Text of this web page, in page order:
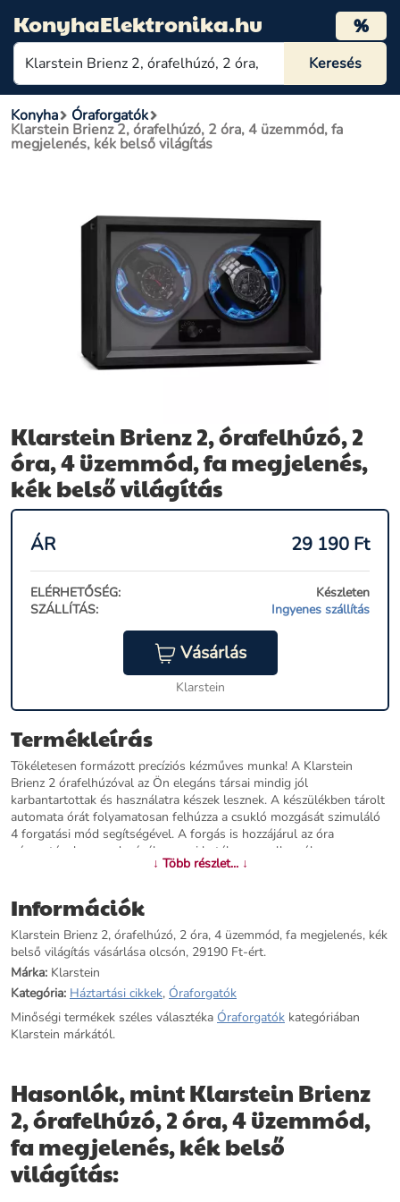
KonyhaElektronika.hu %
Konyha Óraforgatók
Klarstein Brienz 2, órafelhúzó, 2 óra, 4 üzemmód, fa
megjelenés, kék belső világítás
Klarstein Brienz 2, órafelhúzó, 2
óra, 4 üzemmód, fa megjelenés,
kék belső világítás
ÁR 29 190 Ft
ELÉRHETŐSÉG:
Készleten
SZÁLLÍTÁS:
Ingyenes szállítás
Vásárlás
Klarstein
Termékleírás
Tökéletesen formázott precíziós kézműves munka! A Klarstein
Brienz 2 órafelhúzóval az Ön elegáns társai mindig jól
karbantartottak és használatra készek lesznek. A készülékben tárolt
automata órát folyamatosan felhúzza a csukló mozgását szimuláló
4 forgatási mód segítségével. A forgás is hozzájárul az óra
gépezetének a gondozásához, ami hatékonyan ellensúlyozza az
olajkenés megkeményedését. A Brienz 2órafelhúzó elegáns, fa
bármely helyiség hangulatába. A stílusos, beépített kék LED-es
világítás egyszerű és intuitív vezérléssel állítható be. A kívánt
üzemmód beállítására szolgáló praktikus forgatógomb a jobb
oldalon található. A beépített memóriahab párnának köszönhetően
a különböző méretű szíjakkal rendelkező órák, valamint a női és férfi
órák is könnyen elhelyezhetők a felhúzó készülékben. A tápellátás
USB kábelen keresztül történik, amely bármilyen USB tápegységgel
használható, és így teljesen független a mindenkori csatlakozóaljzat
típusától.A órafelhúzó szerény méreteinek és a 10 dB-nél kisebb
éjjeliszekrényen vagy más zajmentes zónában.Kérjük, vegye
figyelembe, hogy a képen látható óra nem tartozék.
További információk>>
↓ Több részlet... ↓
Információk
Klarstein Brienz 2, órafelhúzó, 2 óra, 4 üzemmód, fa megjelenés, kék
belső világítás vásárlása olcsón, 29190 Ft-ért.
Márka: Klarstein
Kategória: Háztartási cikkek, Óraforgatók
Minőségi termékek széles választéka Óraforgatók kategóriában
Klarstein márkától.
Hasonlók, mint Klarstein Brienz
2, órafelhúzó, 2 óra, 4 üzemmód,
fa megjelenés, kék belső
világítás: